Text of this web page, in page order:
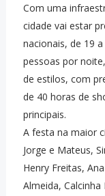
Com uma
cidade vai estar
nacionais, de 19
pessoas por
de estilos, com
de 40 horas de
principais.
A festa na maior
Jorge e Mateus,
Henry Freitas,
Almeida,